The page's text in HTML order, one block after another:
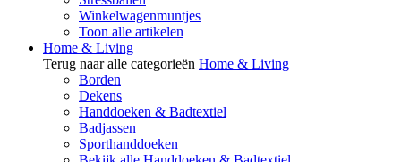
Winkelwagenmuntjes
Toon alle artikelen
Home & Living
Terug naar alle categorieën Home & Living
Borden
Dekens
Handdoeken & Badtextiel
Badjassen
Sporthanddoeken